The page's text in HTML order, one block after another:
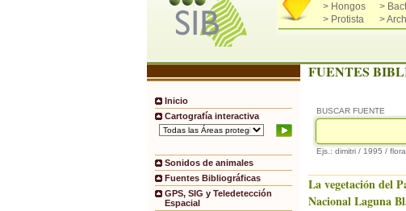
> Hongos
>
> Protista
>
Inicio
Cartografía interactiva
Sonidos de animales
Fuentes Bibliográficas
GPS, SIG y Teledetección
Espacial
FUENTES
BUSCAR FUENTE
Ejs.: dimitri / 1995 / flora
La vegetación del
Nacional Laguna